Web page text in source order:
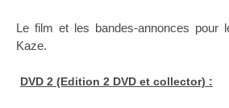
Le film et les bandes-annonces pour
Kaze.
DVD 2 (Edition 2 DVD et collector) :